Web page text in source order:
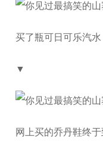
买了瓶可日可乐汽
▼
网上买的乔丹鞋终